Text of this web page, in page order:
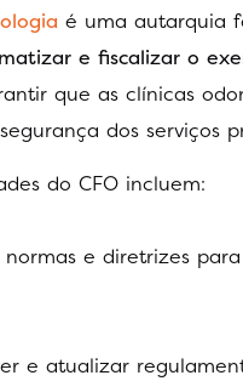
é uma autarquia
e fiscalizar o
que as clínicas
dos serviços
do CFO incluem:
e diretrizes
e atualizar